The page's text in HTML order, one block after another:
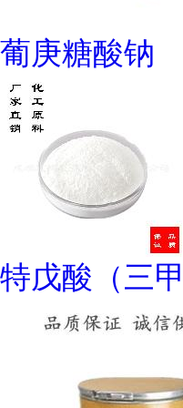
葡庚糖酸钠
特戊酸（三